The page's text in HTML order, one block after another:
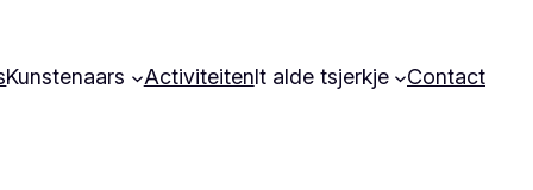
Kunstenaars ActiviteitenIt alde tsjerkje Contact